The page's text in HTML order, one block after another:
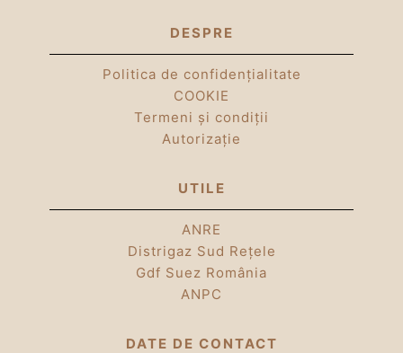
DESPRE
Politica de confidențialitate
COOKIE
Termeni și condiții
Autorizație
UTILE
ANRE
Distrigaz Sud Rețele
Gdf Suez România
ANPC
DATE DE CONTACT